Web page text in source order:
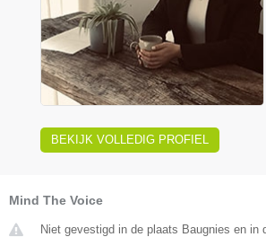
BEKIJK VOLLEDIG PROFIEL
Mind The Voice
Niet gevestigd in de plaats Baugnies en in